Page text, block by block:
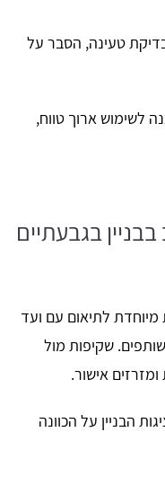
בדיקת טעינה, הסבר על
לשימוש ארוך טווח,
בגבעתיים
מיוחדת לתיאום עם ועד
שקיפות מול
אישור.
הבניין על הכוונה